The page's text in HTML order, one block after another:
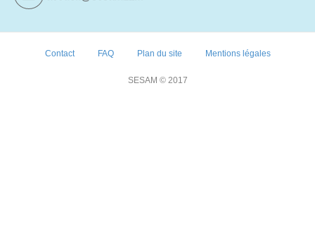
Contact FAQ Plan du site Mentions légales
SESAM © 2017